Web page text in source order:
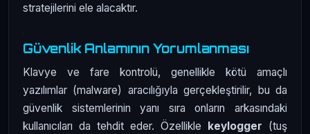
stratejilerini ele alacaktır.
Güvenlik Anlamının Yorumlanması
Klavye ve fare kontrolü, genellikle kötü amaçlı
yazılımlar (malware) aracılığıyla gerçekleştirilir, bu da
güvenlik sistemlerinin yanı sıra onların arkasındaki
kullanıcıları da tehdit eder. Özellikle
keylogger (tuş